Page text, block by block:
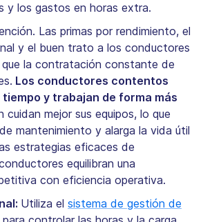
y los gastos en horas extra.
Las primas por rendimiento, el
y el buen trato a los conductores
la contratación constante de
Los conductores contentos
y trabajan de forma más
cuidan mejor sus equipos, lo que
mantenimiento y alarga la vida útil
estrategias eficaces de
equilibran una
con eficiencia operativa.
Utiliza el sistema de gestión de